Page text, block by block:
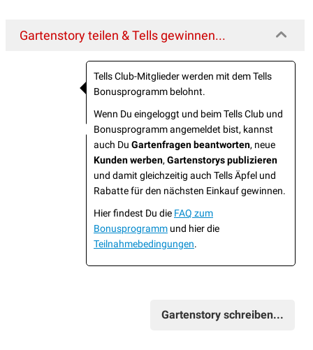
Gartenstory teilen & Tells gewinnen...
Tells Club-Mitglieder werden mit dem Tells
Bonusprogramm belohnt.
Wenn Du eingeloggt und beim Tells Club und
Bonusprogramm angemeldet bist, kannst
auch Du Gartenfragen beantworten, neue
Kunden werben, Gartenstorys publizieren
und damit gleichzeitig auch Tells Äpfel und
Rabatte für den nächsten Einkauf gewinnen.
Hier findest Du die FAQ zum
Bonusprogramm und hier die
Teilnahmebedingungen.
Gartenstory schreiben...